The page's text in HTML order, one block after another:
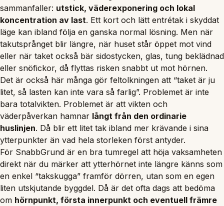
sammanfaller: utstick, väderexponering och lokal
koncentration av last. Ett kort och lätt entrétak i skyddat
läge kan ibland följa en ganska normal lösning. Men när
takutsprånget blir längre, när huset står öppet mot vind
eller när taket också bär sidostycken, glas, tung beklädnad
eller snöfickor, då flyttas risken snabbt ut mot hörnen.
Det är också här många gör feltolkningen att “taket är ju
litet, så lasten kan inte vara så farlig”. Problemet är inte
bara totalvikten. Problemet är att vikten och
väderpåverkan hamnar långt från den ordinarie
huslinjen. Då blir ett litet tak ibland mer krävande i sina
ytterpunkter än vad hela storleken först antyder.
För SnabbGrund är en bra tumregel att höja vaksamheten
direkt när du märker att ytterhörnet inte längre känns som
en enkel “takskugga” framför dörren, utan som en egen
liten utskjutande byggdel. Då är det ofta dags att bedöma
om hörnpunkt, första innerpunkt och eventuell främre